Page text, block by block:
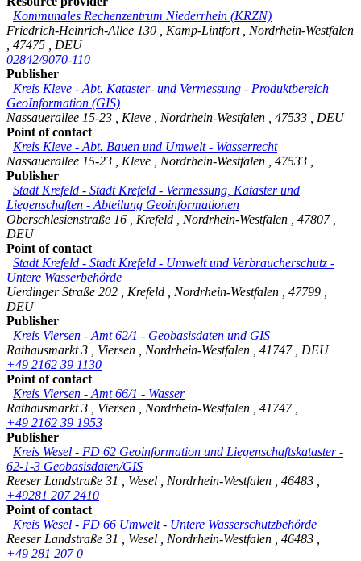
Kommunales Rechenzentrum Niederrhein (KRZN)
Friedrich-Heinrich-Allee 130
Kamp-Lintfort
Nordrhein-Westfalen
47475
DEU
02842/9070-110
Publisher
Kreis Kleve - Abt. Kataster- und Vermessung - Produktbereich
GeoInformation (GIS)
Nassauerallee 15-23
Kleve Nordrhein-Westfalen 47533
DEU
Point of contact
Kreis Kleve - Abt. Bauen und Umwelt - Wasserrecht
Nassauerallee 15-23
Kleve Nordrhein-Westfalen 47533
Publisher
Stadt Krefeld - Stadt Krefeld - Vermessung, Kataster und
Liegenschaften - Abteilung Geoinformationen
Oberschlesienstraße 16
Krefeld Nordrhein-Westfalen 47807
DEU
Point of contact
Stadt Krefeld - Stadt Krefeld - Umwelt und Verbraucherschutz -
Untere Wasserbehörde
Uerdinger Straße 202
Krefeld Nordrhein-Westfalen 47799
DEU
Publisher
Kreis Viersen - Amt 62/1 - Geobasisdaten und GIS
Rathausmarkt 3
Viersen Nordrhein-Westfalen 41747
DEU
+49 2162 39 1130
Point of contact
Kreis Viersen - Amt 66/1 - Wasser
Rathausmarkt 3
Viersen Nordrhein-Westfalen 41747
+49 2162 39 1953
Publisher
Kreis Wesel - FD 62 Geoinformation und Liegenschaftskataster -
62-1-3 Geobasisdaten/GIS
Reeser Landstraße 31
Wesel Nordrhein-Westfalen 46483
+49281 207 2410
Point of contact
Kreis Wesel - FD 66 Umwelt - Untere Wasserschutzbehörde
Reeser Landstraße 31
Wesel Nordrhein-Westfalen 46483
+49 281 207 0